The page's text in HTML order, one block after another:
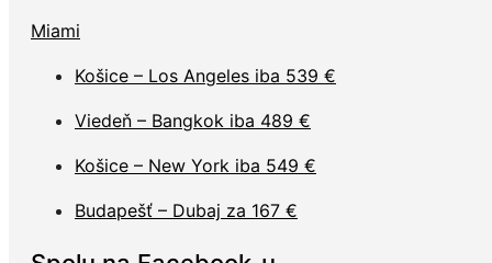
Miami
Košice – Los Angeles iba 539 €
Viedeň – Bangkok iba 489 €
Košice – New York iba 549 €
Budapešť – Dubaj za 167 €